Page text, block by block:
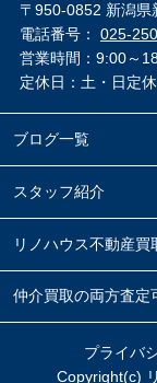
〒950-0852 新潟県
電話番号： 025-
営業時間：9:00～
定休日：土・日定
ブログ一覧
スタッフ紹介
リノハウス不動産買
仲介買取の両方査定
プライバ
Copyright(c)